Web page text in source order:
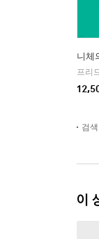
니체
검
이